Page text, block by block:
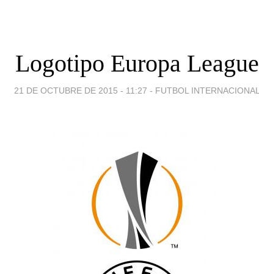
Logotipo Europa League
21 DE OCTUBRE DE 2015 - 11:27 - FUTBOL INTERNACIONAL